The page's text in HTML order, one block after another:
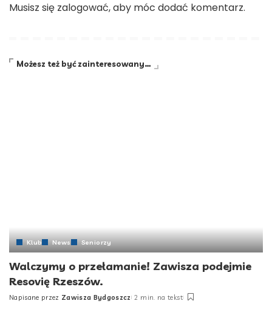
Musisz się zalogować, aby móc dodać komentarz.
Możesz też być zainteresowany…
Klub News Seniorzy
Walczymy o przełamanie! Zawisza podejmie
Resovię Rzeszów.
Posted
Napisane przez Zawisza Bydgoszcz 2 min. na tekst